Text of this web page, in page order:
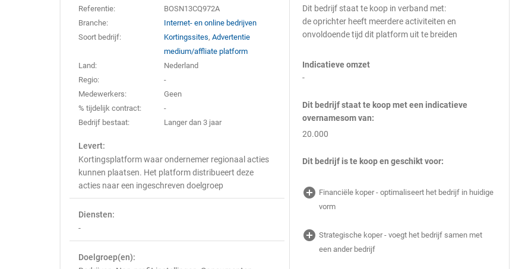
Referentie:
BOSN13CQ972A
Branche:
Internet- en online bedrijven
Soort bedrijf:
Kortingssites,Advertentie
medium/affliate platform
Land:
Nederland
Regio:
-
Medewerkers:
Geen
% tijdelijk contract:
-
Bedrijf bestaat:
Langer dan 3 jaar
Levert:
Kortingsplatform waar ondernemer regionaal acties
kunnen plaatsen. Het platform distribueert deze
acties naar een ingeschreven doelgroep
Diensten:
-
Doelgroep(en):
Dit bedrijf staat te koop in verband met:
de oprichter heeft meerdere activiteiten en
onvoldoende tijd dit platform uit te breiden
Indicatieve omzet
-
Dit bedrijf staat te koop met een indicatieve
overnamesom van:
20.000
Dit bedrijf is te koop en geschikt voor:
add_circle Financiële koper - optimaliseert het bedrijf in huidige
vorm
add_circle Strategische koper - voegt het bedrijf samen met
een ander bedrijf